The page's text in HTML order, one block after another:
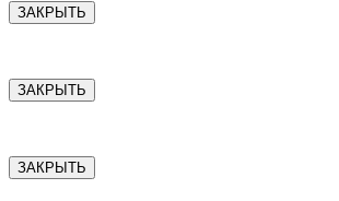
ЗАКРЫТЬ
ЗАКРЫТЬ
ЗАКРЫТЬ